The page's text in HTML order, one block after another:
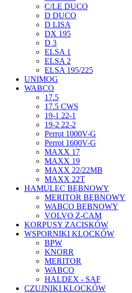
C/LE DUCO
D DUCO
D LISA
DX 195
D 3
ELSA 1
ELSA 2
ELSA 195/225
UNIMOG
WABCO
17.5
17.5 CWS
19-1 22-1
19-2 22-2
Perrot 1000V-G
Perrot 1600V-G
MAXX 17
MAXX 19
MAXX 22/22MB
MAXX 22T
HAMULEC BĘBNOWY
MERITOR BĘBNOWY
WABCO BĘBNOWY
VOLVO Z-CAM
KORPUSY ZACISKÓW
WSPORNIKI KLOCKÓW
BPW
KNORR
MERITOR
WABCO
HALDEX - SAF
CZUJNIKI KLOCKÓW